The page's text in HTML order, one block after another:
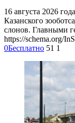
16 августа 2026
Казанского
слонов. Главными
https://schema.org/
0Бесплатно 51 1